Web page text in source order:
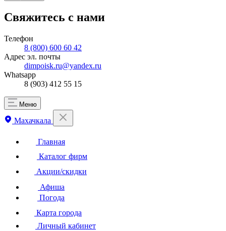
Свяжитесь с нами
Телефон
8 (800) 600 60 42
Адрес эл. почты
dimpoisk.ru@yandex.ru
Whatsapp
8 (903) 412 55 15
Меню
Махачкала
Главная
Каталог фирм
Акции/скидки
Афиша
Погода
Карта города
Личный кабинет